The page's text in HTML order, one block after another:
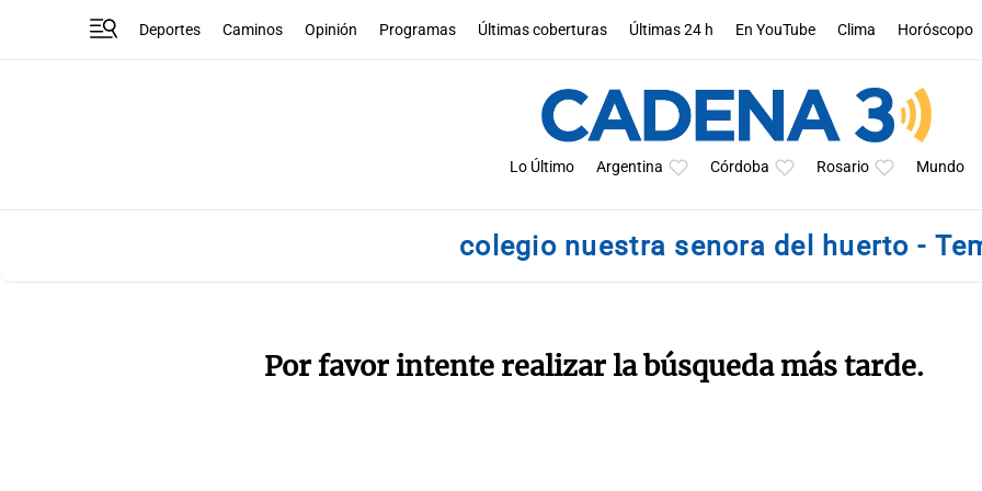
Deportes Caminos Opinión Programas Últimas coberturas Últimas 24 h En YouTube Clima Horóscopo
Lo Último Argentina Córdoba Rosario Mundo
colegio nuestra senora del huerto -
Por favor intente realizar la búsqueda más tarde.